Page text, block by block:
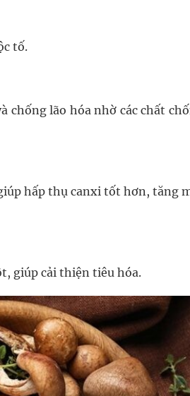
tố.
chống lão hóa nhờ các chất
hấp thụ canxi tốt hơn, tăng
giúp cải thiện tiêu hóa.